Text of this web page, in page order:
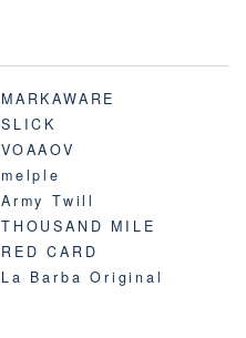
MARKAWARE
SLICK
VOAAOV
melple
Army Twill
THOUSAND MILE
RED CARD
La Barba Original